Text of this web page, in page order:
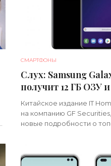
СМАРТФОНЫ
Слух: Samsung
получит 12 ГБ ОЗУ
- «Смартфоны»
Китайское издание IT
на компанию GF
новые подробности о
источника, Galaxy S10 5G